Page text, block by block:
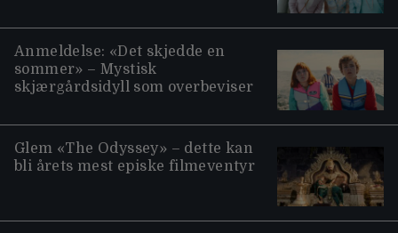
Anmeldelse: «Det skjedde en
sommer» – Mystisk
skjærgårdsidyll som overbeviser
Glem «The Odyssey» – dette kan
bli årets mest episke filmeventyr